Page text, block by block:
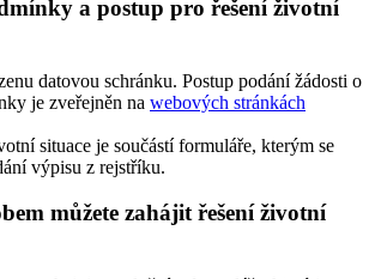
a postup pro řešení životní
datovou schránku. Postup podání žádosti o
je zveřejněn na webových stránkách
situace je součástí formuláře, kterým se
výpisu z rejstříku.
můžete zahájit řešení životní